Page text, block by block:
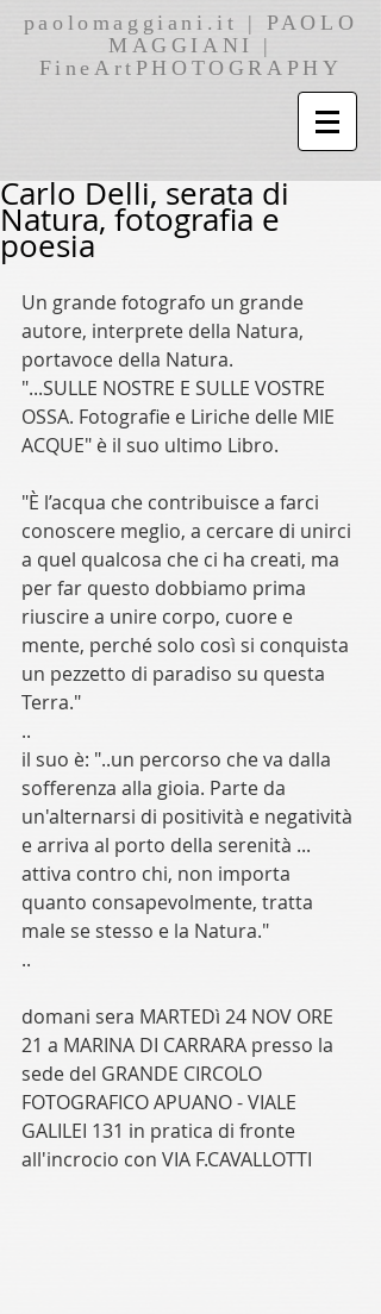
paolomaggiani.it | PAOLO
MAGGIANI |
FineArtPHOTOGRAPHY
Carlo Delli, serata di
Natura, fotografia e
poesia
Un grande fotografo un grande
autore, interprete della Natura,
portavoce della Natura.
"...SULLE NOSTRE E SULLE VOSTRE
OSSA. Fotografie e Liriche delle MIE
ACQUE" è il suo ultimo Libro.
"È l’acqua che contribuisce a farci
conoscere meglio, a cercare di unirci
a quel qualcosa che ci ha creati, ma
per far questo dobbiamo prima
riuscire a unire corpo, cuore e
mente, perché solo così si conquista
un pezzetto di paradiso su questa
Terra."
..
il suo è: "..un percorso che va dalla
sofferenza alla gioia. Parte da
un'alternarsi di positività e negatività
e arriva al porto della serenità ...
attiva contro chi, non importa
quanto consapevolmente, tratta
male se stesso e la Natura."
..
domani sera MARTEDì 24 NOV ORE
21 a MARINA DI CARRARA presso la
sede del GRANDE CIRCOLO
FOTOGRAFICO APUANO - VIALE
GALILEI 131 in pratica di fronte
all'incrocio con VIA F.CAVALLOTTI